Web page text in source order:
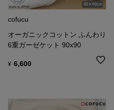
cofucu
オーガニックコットン ふんわり
6重ガーゼケット 90x90
¥ 6,600